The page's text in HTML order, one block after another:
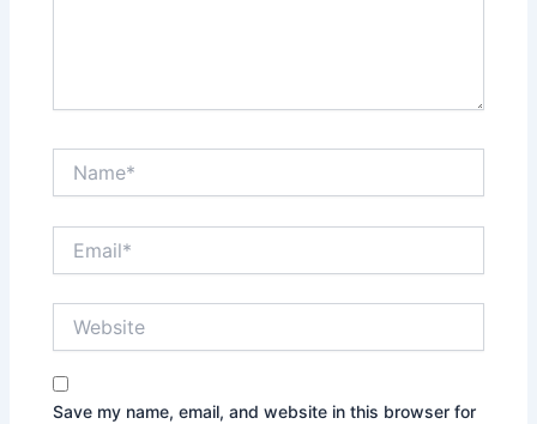
Save my name, email, and website in this browser for